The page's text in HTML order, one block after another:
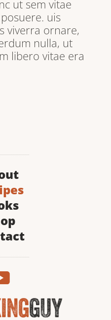
ut sem vitae
uis
viverra ornare,
nulla, ut
libero vitae era